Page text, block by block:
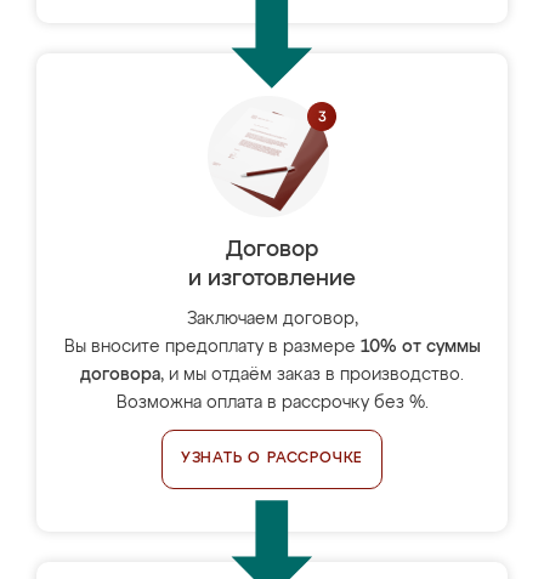
Договор
и изготовление
Заключаем договор,
Вы вносите предоплату в размере 10% от суммы
договора, и мы отдаём заказ в производство.
Возможна оплата в рассрочку без %.
УЗНАТЬ О РАССРОЧКЕ